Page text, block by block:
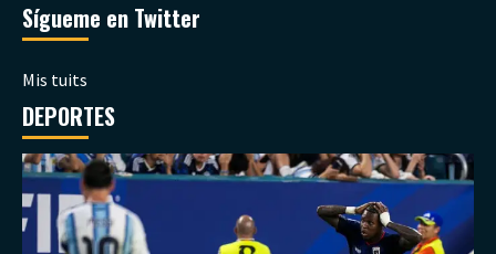
Sígueme en Twitter
Mis tuits
DEPORTES